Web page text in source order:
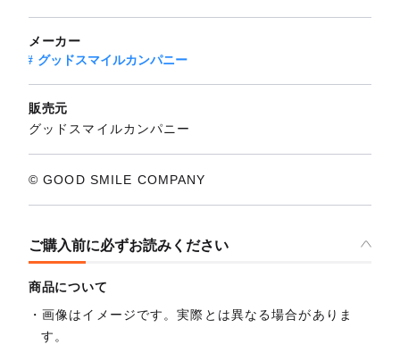
メーカー
グッドスマイルカンパニー
販売元
グッドスマイルカンパニー
© GOOD SMILE COMPANY
ご購入前に必ずお読みください
商品について
画像はイメージです。実際とは異なる場合がありま
す。